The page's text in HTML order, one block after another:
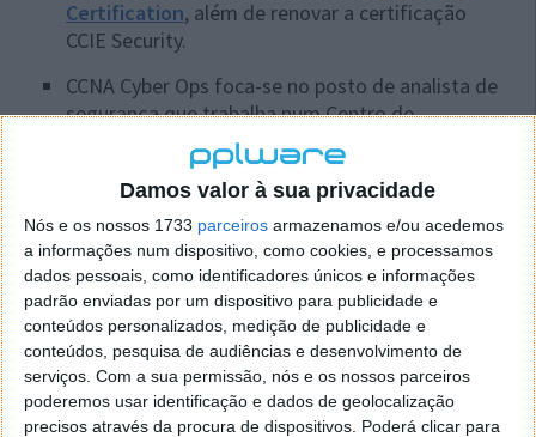
Damos valor à sua privacidade
Nós e os nossos 1733 parceiros armazenamos e/ou acedemos
a informações num dispositivo, como cookies, e processamos
dados pessoais, como identificadores únicos e informações
padrão enviadas por um dispositivo para publicidade e
conteúdos personalizados, medição de publicidade e
conteúdos, pesquisa de audiências e desenvolvimento de
serviços. Com a sua permissão, nós e os nossos parceiros
poderemos usar identificação e dados de geolocalização
precisos através da procura de dispositivos. Poderá clicar para
Certification, além de renovar a certificação
CCIE Security.
CCNA Cyber Ops foca-se no posto de analista de
segurança que trabalha num Centro de
Operações de Segurança (Security Operations
Center, SOC), monitorizando sistemas e
detetando ataques. A certificação ensina aos
profissionais de TI algumas competências chave
necessárias num SOC, trazendo conhecimento
sobre como coordenar as respostas.
CCNA Cyber Ops amplia a atual oferta de
certificaçõesassociate-levelda Ciscoentre as
quais se incluem aCCNA Security, focada no
cargo de administrador de segurança de rede.